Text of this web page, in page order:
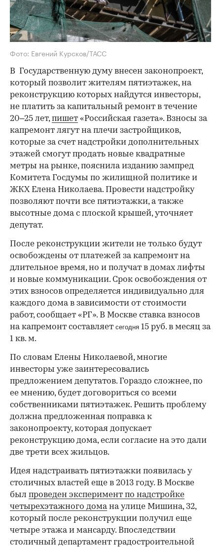
Фото: Евгений Курсков/ТАСС
В Государственную думу внесен законопроект,
который позволит жителям пятиэтажек, на
реконструкцию которых найдутся инвесторы,
не платить за капитальный ремонт в течение
20–25 лет,пишет «Российская газета». Взносы за
капремонт лягут на плечи застройщиков,
которые за счет надстройки дополнительных
этажей смогут продать новые квадратные
метры на рынке, пояснила изданию зампред
Комитета Госдумы по жилищной политике и
ЖКХ Елена Николаева. Провести надстройку
позволяют почти все пятиэтажки, а также
высотные дома с плоской крышей, уточняет
депутат.
После реконструкции жители не только будут
освобождены от платежей за капремонт на
длительное время, но и получат в домах лифты
и новые коммуникации. Срок освобождения от
этих взносов определяется индивидуально для
каждого дома в зависимости от стоимости
работ, сообщает «РГ». В Москве ставка взносов
на капремонт составляет сегодня 15 руб. в месяц за
1 кв. м.
По словам Елены Николаевой, многие
инвесторы уже заинтересовались
предложением депутатов. Гораздо сложнее, по
ее мнению, будет договориться со всеми
собственниками пятиэтажек. Решить проблему
должна предложенная поправка к
законопроекту, которая допускает
реконструкцию дома, если согласие на это дали
две трети всех жильцов.
Идея надстраивать пятиэтажки появилась у
столичных властей еще в 2013 году. В Москве
был проведен эксперимент по надстройке
четырехэтажного домана улице Мишина, 32,
который после реконструкции получил еще
четыре этажа и мансарду. Впоследствии
столичный департамент градостроительной